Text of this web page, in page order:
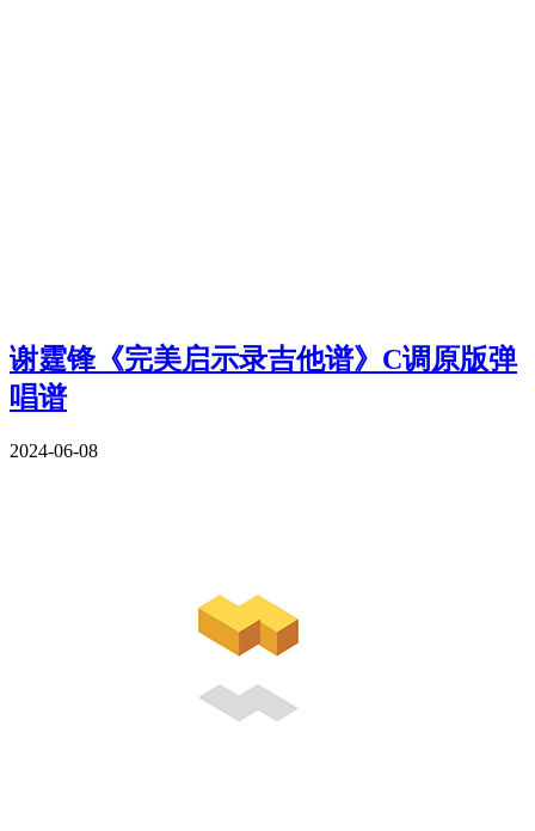
谢霆锋《完美启示录吉他谱》C调原版弹
唱谱
2024-06-08